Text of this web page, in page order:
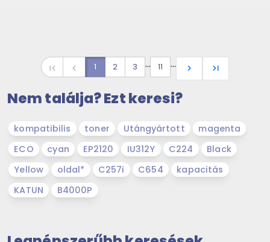
first_page navigate_before 1 2 3 … 11 … navigate_next last_page
Nem találja? Ezt keresi?
kompatibilis toner Utángyártott
magenta
ECO
cyan EP2120 IU312Y C224
Black
Yellow
oldal* C257i C654
kapacitás
KATUN
B4000P